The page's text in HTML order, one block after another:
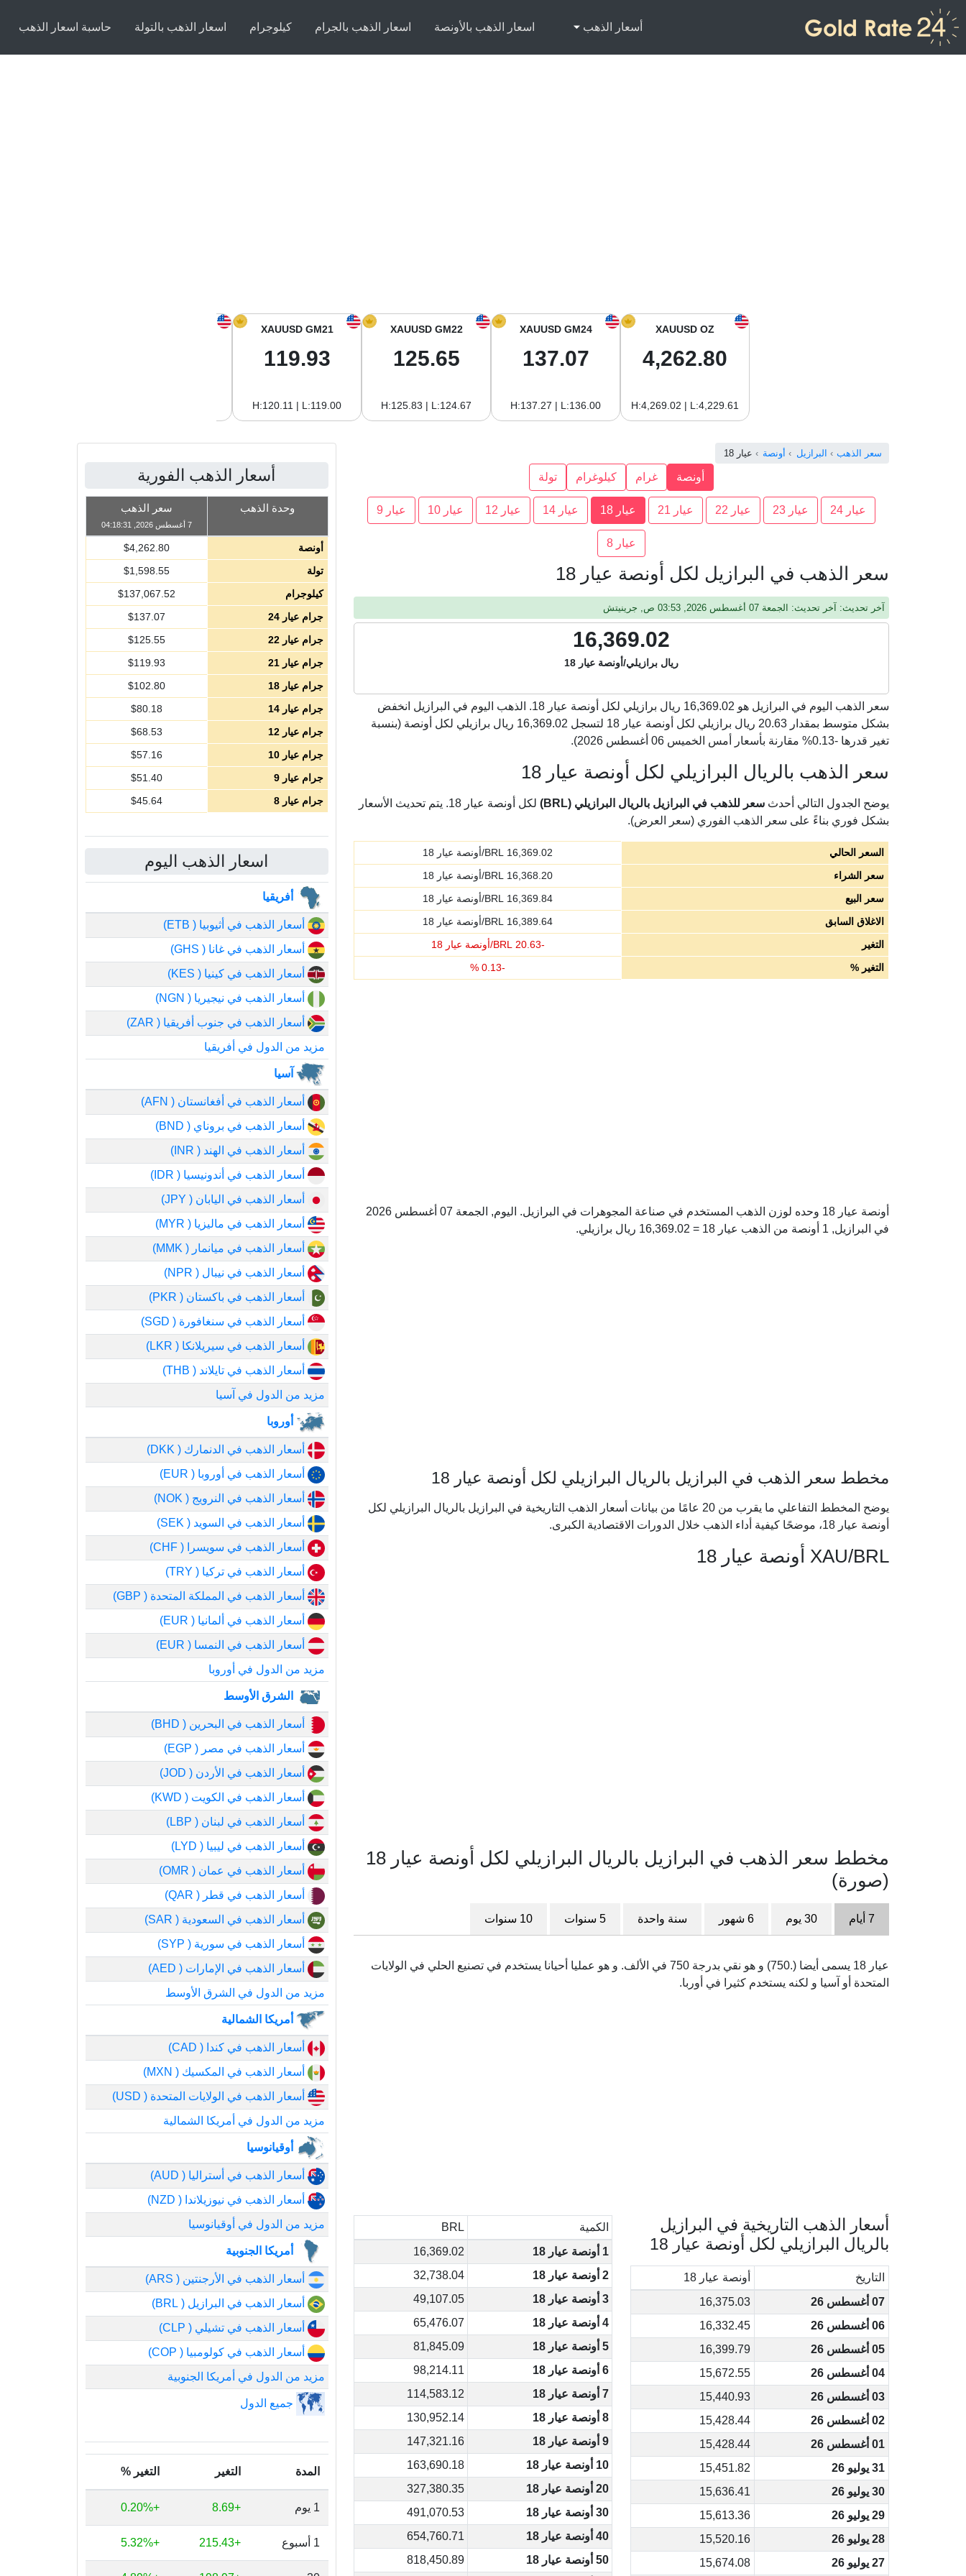
أسعار الذهب اسعار الذهب بالأونصة اسعار الذهب بالجرام كيلوجرام اسعار الذهب بالتولة حاسبة اسعار الذهب
XAUUSD OZ
4,262.80
H:4,269.02 | L:4,229.61
XAUUSD GM24
137.07
H:137.27 | L:136.00
XAUUSD GM22
125.65
H:125.83 | L:124.67
XAUUSD GM21
119.93
H:120.11 | L:119.00
سعر الذهب البرازيل أونصة عيار 18
أونصة غرام كيلوغرام تولة
عيار 24 عيار 23 عيار 22 عيار 21 عيار 18 عيار 14 عيار 12 عيار 10 عيار 9
عيار 8
سعر الذهب في البرازيل لكل أونصة عيار 18
آخر تحديث: آخر تحديث: الجمعة 07 أغسطس 2026, 03:53 ص, جرينيتش
16,369.02
ريال برازيلي/أونصة عيار 18
سعر الذهب اليوم في البرازيل هو 16,369.02
ريال برازيلي لكل أونصة عيار 18. الذهب اليوم في البرازيل انخفض
بشكل متوسط بمقدار 20.63 ريال برازيلي لكل أونصة عيار 18 لتسجل 16,369.02 ريال برازيلي لكل أونصة (بنسبة
تغير قدرها -0.13% مقارنة بأسعار أمس الخميس 06 أغسطس 2026).
سعر الذهب بالريال البرازيلي لكل أونصة عيار 18
يوضح الجدول التالي أحدث سعر للذهب في البرازيل بالريال البرازيلي (BRL)
لكل أونصة عيار 18. يتم تحديث الأسعار
بشكل فوري بناءً على سعر الذهب الفوري (سعر العرض).
السعر الحالي 16,369.02
سعر الشراء
16,368.20
سعر البيع
16,369.84
الاغلاق السابق
16,389.64
التغير
-
20.63
التغير %
-
0.13
%
أونصة عيار 18 وحده لوزن الذهب المستخدم في صناعة المجوهرات في البرازيل. اليوم, الجمعة 07 أغسطس 2026
في البرازيل, 1 أونصة من الذهب عيار 18 = 16,369.02 ريال برازيلي.
مخطط سعر الذهب في البرازيل بالريال البرازيلي لكل أونصة عيار 18
يوضح المخطط التفاعلي ما يقرب من 20 عامًا من بيانات أسعار الذهب التاريخية في البرازيل بالريال البرازيلي لكل
أونصة عيار 18، موضحًا كيفية أداء الذهب خلال الدورات الاقتصادية الكبرى.
XAU/BRL أونصة عيار 18
مخطط سعر الذهب في البرازيل بالريال البرازيلي لكل أونصة عيار 18
(صورة)
7 أيام 30 يوم 6 شهور سنة واحدة 5 سنوات 10 سنوات
عيار 18 يسمى أيضا (.750) و هو نقي بدرجة 750 في الألف. و هو عمليا أحيانا يستخدم في تصنيع الحلي في الولايات
المتحدة أو آسيا و لكنه يستخدم كثيرا في أوربا.
أسعار الذهب التاريخية في البرازيل
بالريال البرازيلي لكل أونصة عيار 18
التاريخ
أونصة عيار 18
07 أغسطس 26
16,375.03
06 أغسطس 26
16,332.45
05 أغسطس 26
16,399.79
04 أغسطس 26
15,672.55
03 أغسطس 26
15,440.93
02 أغسطس 26
15,428.44
01 أغسطس 26
15,428.44
31 يوليو 26
15,451.82
30 يوليو 26
15,636.41
29 يوليو 26
15,613.36
28 يوليو 26
15,520.16
27 يوليو 26
15,674.08
الكمية
BRL
1 أونصة عيار 18
16,369.02
2 أونصة عيار 18
32,738.04
3 أونصة عيار 18
49,107.05
4 أونصة عيار 18
65,476.07
5 أونصة عيار 18
81,845.09
6 أونصة عيار 18
98,214.11
7 أونصة عيار 18
114,583.12
8 أونصة عيار 18
130,952.14
9 أونصة عيار 18
147,321.16
10 أونصة عيار 18
163,690.18
20 أونصة عيار 18
327,380.35
30 أونصة عيار 18
491,070.53
40 أونصة عيار 18
654,760.71
50 أونصة عيار 18
818,450.89
أسعار الذهب الفورية
وحدة الذهب سعر الذهب
7 أغسطس 2026, 04:18:31
أونصة $4,262.80
تولة
$1,598.55
كيلوجرام
$137,067.52
جرام عيار 24
$137.07
جرام عيار 22
$125.55
جرام عيار 21
$119.93
جرام عيار 18
$102.80
جرام عيار 14
$80.18
جرام عيار 12
$68.53
جرام عيار 10
$57.16
جرام عيار 9
$51.40
جرام عيار 8
$45.64
اسعار الذهب اليوم
أفريقيا
أسعار الذهب في أثيوبيا ( ETB)
أسعار الذهب في غانا ( GHS)
أسعار الذهب في كينيا ( KES)
أسعار الذهب في نيجيريا ( NGN)
أسعار الذهب في جنوب أفريقيا ( ZAR)
مزيد من الدول في أفريقيا
آسيا
أسعار الذهب في أفغانستان ( AFN)
أسعار الذهب في بروناي ( BND)
أسعار الذهب في الهند ( INR)
أسعار الذهب في أندونيسيا ( IDR)
أسعار الذهب في اليابان ( JPY)
أسعار الذهب في ماليزيا ( MYR)
أسعار الذهب في ميانمار ( MMK)
أسعار الذهب في نيبال ( NPR)
أسعار الذهب في باكستان ( PKR)
أسعار الذهب في سنغافورة ( SGD)
أسعار الذهب في سيريلانكا ( LKR)
أسعار الذهب في تايلاند ( THB)
مزيد من الدول في آسيا
أوروبا
أسعار الذهب في الدنمارك ( DKK)
أسعار الذهب في أوروبا ( EUR)
أسعار الذهب في النرويج ( NOK)
أسعار الذهب في السويد ( SEK)
أسعار الذهب في سويسرا ( CHF)
أسعار الذهب في تركيا ( TRY)
أسعار الذهب في المملكة المتحدة ( GBP)
أسعار الذهب في ألمانيا ( EUR)
أسعار الذهب في النمسا ( EUR)
مزيد من الدول في أوروبا
الشرق الأوسط
أسعار الذهب في البحرين ( BHD)
أسعار الذهب في مصر ( EGP)
أسعار الذهب في الأردن ( JOD)
أسعار الذهب في الكويت ( KWD)
أسعار الذهب في لبنان ( LBP)
أسعار الذهب في ليبيا ( LYD)
أسعار الذهب في عمان ( OMR)
أسعار الذهب في قطر ( QAR)
أسعار الذهب في السعودية ( SAR)
أسعار الذهب في سورية ( SYP)
أسعار الذهب في الإمارات ( AED)
مزيد من الدول في الشرق الأوسط
أمريكا الشمالية
أسعار الذهب في كندا ( CAD)
أسعار الذهب في المكسيك ( MXN)
أسعار الذهب في الولايات المتحدة ( USD)
مزيد من الدول في أمريكا الشمالية
أوقيانوسيا
أسعار الذهب في أستراليا ( AUD)
أسعار الذهب في نيوزيلاندا ( NZD)
مزيد من الدول في أوقيانوسيا
أمريكا الجنوبية
أسعار الذهب في الأرجنتين ( ARS)
أسعار الذهب في البرازيل ( BRL)
أسعار الذهب في تشيلي ( CLP)
أسعار الذهب في كولومبيا ( COP)
مزيد من الدول في أمريكا الجنوبية
جميع الدول
المدة التغير التغير %
1 يوم +8.69
+0.20%
1 أسبوع +215.43
+5.32%